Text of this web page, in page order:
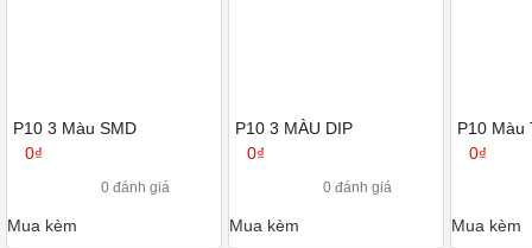
P10 3 Màu SMD
0₫
0 đánh giá
Mua kèm
P10 3 MÀU DIP
0₫
0 đánh giá
Mua kèm
P10 Màu
0₫
Mua kèm